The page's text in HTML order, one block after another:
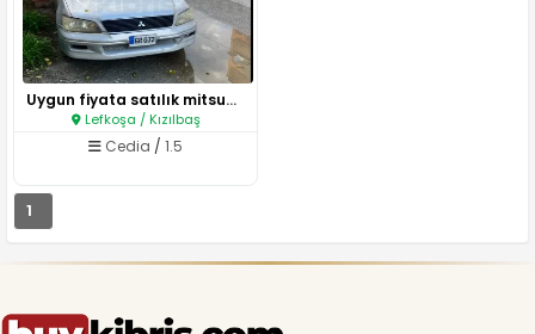
Uygun fiyata satılık mitsubush..
Lefkoşa / Kızılbaş
Cedia / 1.5
1